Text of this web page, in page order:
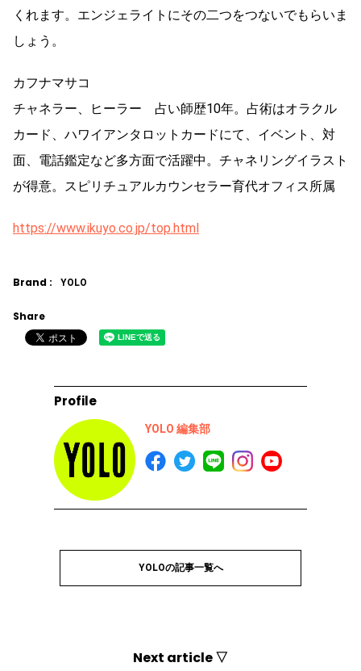
くれます。エンジェライトにその二つをつないでもらいま
しょう。
カフナマサコ
チャネラー、ヒーラー 占い師歴10年。占術はオラクル
カード、ハワイアンタロットカードにて、イベント、対
面、電話鑑定など多方面で活躍中。チャネリングイラスト
が得意。スピリチュアルカウンセラー育代オフィス所属
https://www.ikuyo.co.jp/top.html
Brand : YOLO
Share
Profile
YOLO 編集部
YOLOの記事一覧へ
Next article ▽